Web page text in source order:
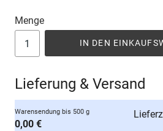
Menge
IN DEN
Lieferung & Versand
Warensendung bis 500 g
0,00 €